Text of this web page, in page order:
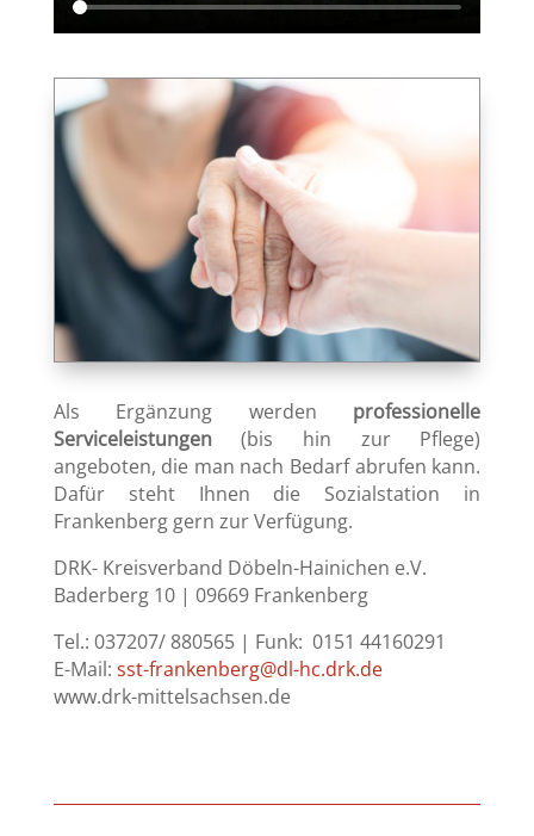
Als Ergänzung werden professionelle
Serviceleistungen(bis hin zur Pflege)
angeboten, die man nach Bedarf abrufen kann.
Dafür steht Ihnen die Sozialstation in
Frankenberg gern zur Verfügung.
DRK- Kreisverband Döbeln-Hainichen e.V.
Baderberg 10 | 09669 Frankenberg
Tel.: 037207/ 880565 | Funk: 0151 44160291
E-Mail: sst-frankenberg@dl-hc.drk.de
www.drk-mittelsachsen.de